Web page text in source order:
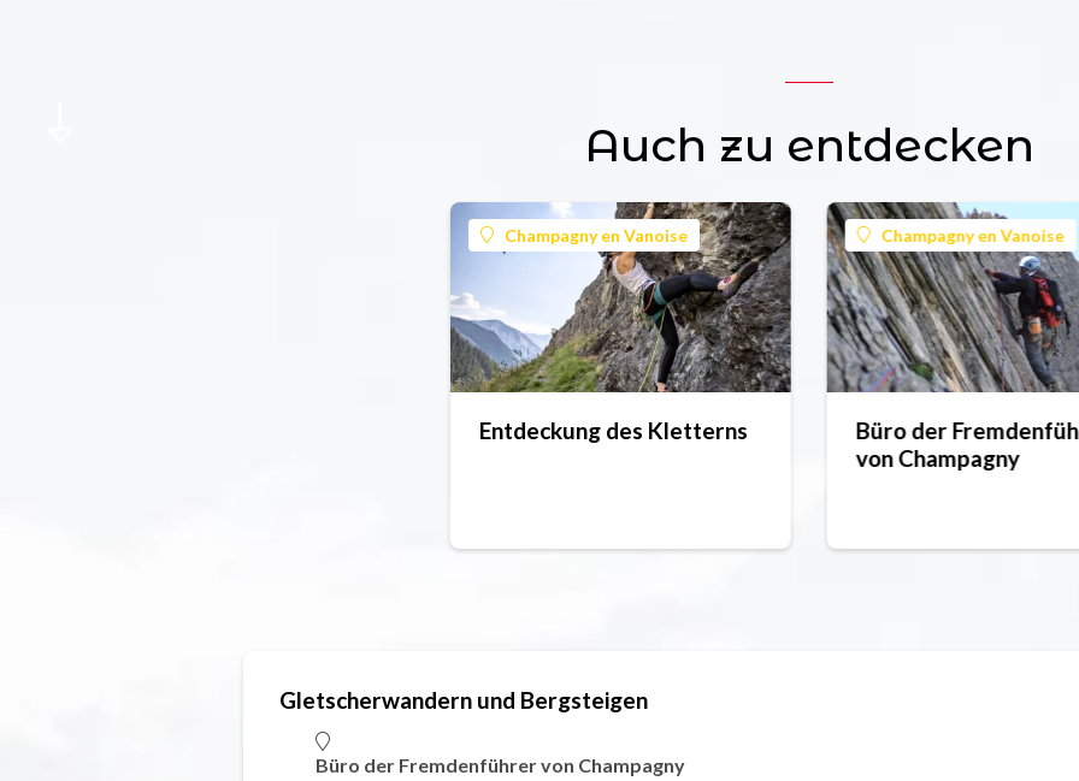
Auch zu entdecken
Champagny en Vanoise
Entdeckung des Kletterns
Champagny en Vanoise
Büro der
von Champagny
Gletscherwandern und Bergsteigen
Büro der Fremdenführer von Champagny